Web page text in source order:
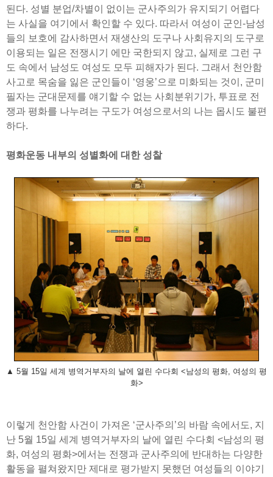
된다. 성별 분업/차별이 없이는 군사주의가 유지되기 어렵다
는 사실을 여기에서 확인할 수 있다. 따라서 여성이 군인-남성
들의 보호에 감사하면서 재생산의 도구나 사회유지의 도구로
이용되는 일은 전쟁시기 에만 국한되지 않고, 실제로 그런 구
도 속에서 남성도 여성도 모두 피해자가 된다. 그래서 천안함
사고로 목숨을 잃은 군인들이 ‘영웅’으로 미화되는 것이, 군미
필자는 군대문제를 얘기할 수 없는 사회분위기가, 투표로 전
쟁과 평화를 나누려는 구도가 여성으로서의 나는 몹시도 불편
하다.
평화운동 내부의 성별화에 대한 성찰
▲ 5월 15일 세계 병역거부자의 날에 열린 수다회 <남성의 평화, 여성의 평
화>
이렇게 천안함 사건이 가져온 ‘군사주의’의 바람 속에서도, 지
난 5월 15일 세계 병역거부자의 날에 열린 수다회 <남성의 평
화, 여성의 평화>에서는 전쟁과 군사주의에 반대하는 다양한
활동을 펼쳐왔지만 제대로 평가받지 못했던 여성들의 이야기